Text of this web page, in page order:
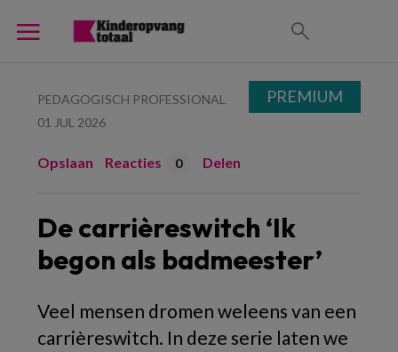
PEDAGOGISCH PROFESSIONAL
01 JUL 2026
Opslaan Reacties 0 Delen
De carrièreswitch ‘Ik
begon als badmeester’
Veel mensen dromen weleens van een
carrièreswitch. In deze serie laten we
PREMIUM